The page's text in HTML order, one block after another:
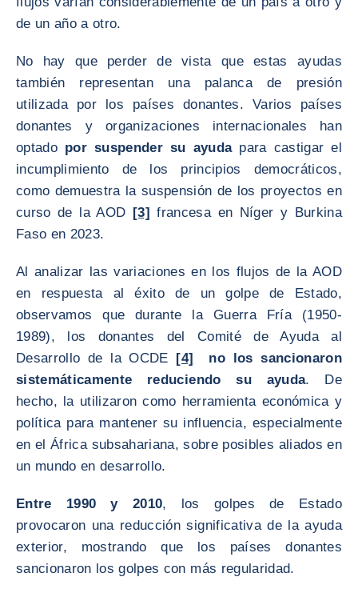
de un año a otro.
No hay que perder de vista que estas ayudas
también representan una palanca de presión
utilizada por los países donantes. Varios países
donantes y organizaciones internacionales han
optado por suspender su ayudapara castigar el
incumplimiento de los principios democráticos,
como demuestra la suspensión de los proyectos en
curso de la AOD [3] francesa en Níger y Burkina
Faso en 2023.
Al analizar las variaciones en los flujos de la AOD
en respuesta al éxito de un golpe de Estado,
observamos que durante la Guerra Fría (1950-
1989), los donantes del Comité de Ayuda al
Desarrollo de la OCDE [4]
no los sancionaron
sistemáticamente reduciendo su ayuda. De
hecho, la utilizaron como herramienta económica y
política para mantener su influencia, especialmente
en el África subsahariana, sobre posibles aliados en
un mundo en desarrollo.
Entre 1990 y 2010, los golpes de Estado
provocaron una reducción significativa de la ayuda
exterior, mostrando que los países donantes
sancionaron los golpes con más regularidad.